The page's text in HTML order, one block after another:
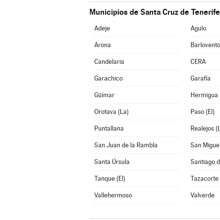
Municipios de Santa Cruz de Tenerife
Adeje Agulo
Arona Barlovento
Candelaria CERA
Garachico Garafía
Güímar Hermigua
Orotava (La) Paso (El)
Puntallana Realejos
San Juan de la Rambla San
Santa Úrsula Santiago
Tanque (El) Tazacorte
Vallehermoso Valverde